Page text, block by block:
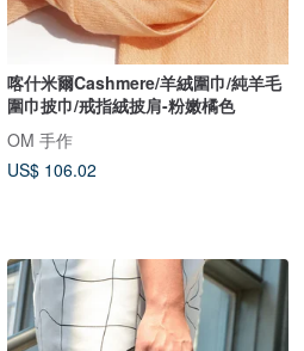
喀什米爾Cashmere/羊絨圍巾/純羊毛
圍巾披巾/戒指絨披肩-粉嫩橘色
OM 手作
US$ 106.02